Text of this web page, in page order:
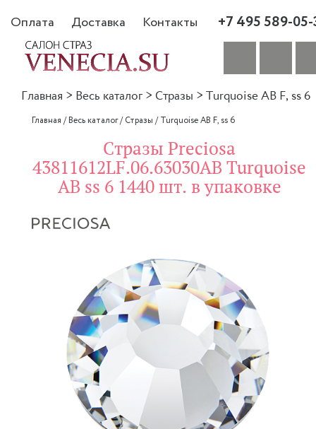
Оплата Доставка Контакты +7 495 589-
Главная > Весь каталог > Стразы > Turquoise AB F, ss 6
Главная /Весь каталог/Стразы /Turquoise AB F, ss 6
Стразы Preciosa
43811612LF.06.63030AB Turquoise
AB ss 6 1440 шт. в упаковке